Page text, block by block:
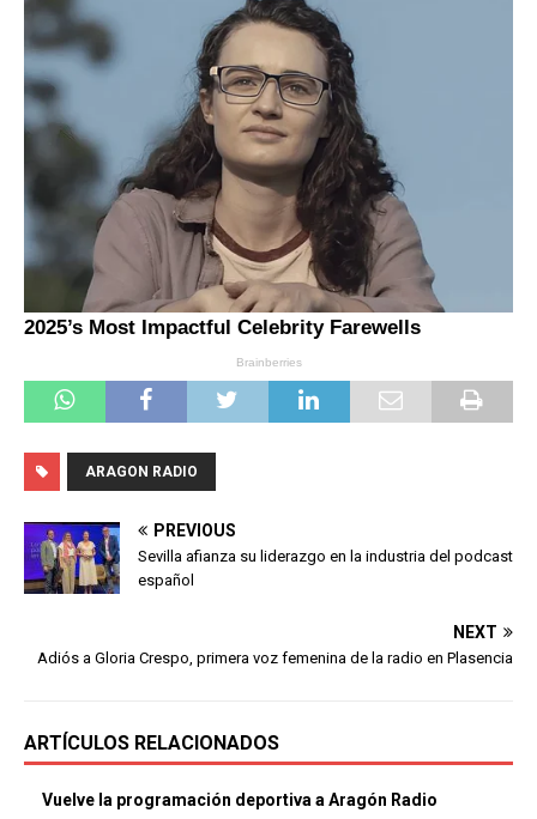
ARAGON RADIO
PREVIOUS
Sevilla afianza su liderazgo en la industria del podcast
español
NEXT
Adiós a Gloria Crespo, primera voz femenina de la radio en Plasencia
ARTÍCULOS RELACIONADOS
Vuelve la programación deportiva a Aragón Radio